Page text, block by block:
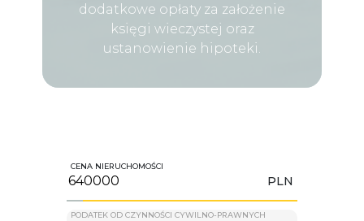
dodatkowe opłaty za założenie
księgi wieczystej oraz
ustanowienie hipoteki.
CENA NIERUCHOMOŚCI
PLN
PODATEK OD CZYNNOŚCI CYWILNO-PRAWNYCH